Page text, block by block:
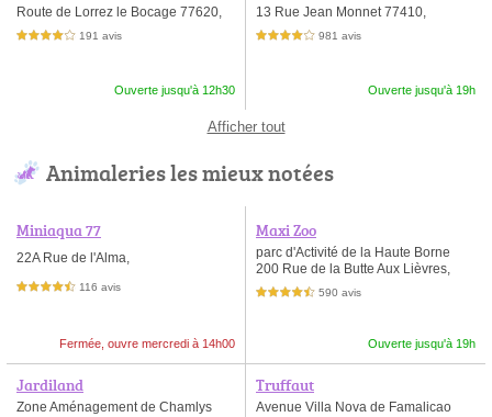
Route de Lorrez le Bocage 77620,
4,0 étoiles sur 5 191 avis
Ouverte jusqu'à 12h30
13 Rue Jean Monnet 77410,
4,0 étoiles sur 5 981 avis
Ouverte jusqu'à 19h
Afficher tout
Animaleries les mieux notées
Miniaqua 77
22A Rue de l'Alma,
4,5 étoiles sur 5 116 avis
Fermée, ouvre mercredi à 14h00
Maxi Zoo
parc d'Activité de la Haute Borne
200 Rue de la Butte Aux Lièvres,
4,5 étoiles sur 5 590 avis
Ouverte jusqu'à 19h
Jardiland
Zone Aménagement de Chamlys
Truffaut
Avenue Villa Nova de Famalicao